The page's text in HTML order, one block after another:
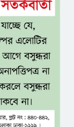
হবে লটারিতে,
থাকছে
প্রত্যাখ্যান,
দাবি চা